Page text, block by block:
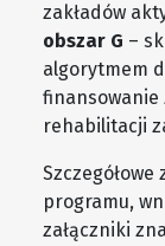
zakładów
obszar G –
algorytmem
finansowanie
rehabilitacji
programu,
załączniki